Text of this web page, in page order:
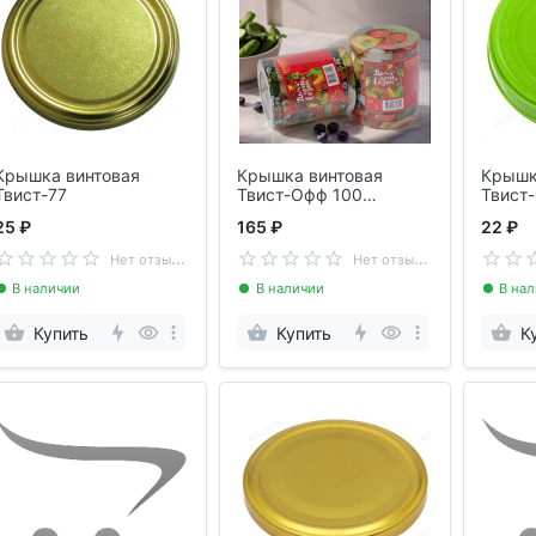
винтовая
77
₽
Н
ет отзывов
В наличии
Купить
Крышка винтовая
Твист-Офф 100
сезон(10шт.уп/12)
165 ₽
Н
ет отзывов
В наличии
Купить
22 ₽
В